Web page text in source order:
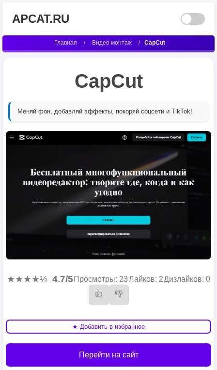
APCAT.RU
Главная / Видео монтаж / CapCut
CapCut
Меняй фон, добавляй эффекты, покоряй соцсети и TikTok!
★★★★½ 4.7/5 Просмотры: 23Лайков: 2Дизлайков: 0
👍 👎
★ Добавить в избранное
Перейти на сайт